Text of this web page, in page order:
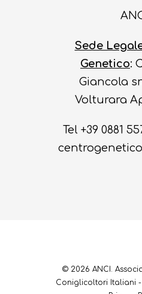
Sede
Genetico:
Giancola
Volturara
Tel +39 0881
© 2026 ANCI.
Coniglicoltori Italiani -